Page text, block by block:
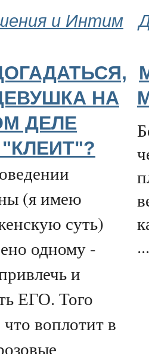
и Интим
НА
ДЕЛЕ
(я имею
суть)
одному -
и
ЕГО. Того
что воплотит в